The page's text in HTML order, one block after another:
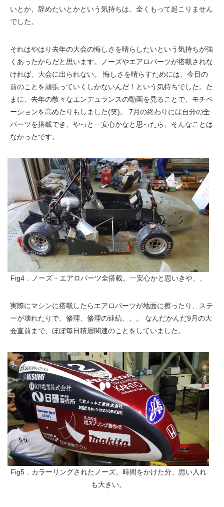
いとか、辞めたいとかという気持ちは、全くもって起こりません
でした。
それはやはり去年の大会の悔しさを晴らしたいという気持ちが強
くあったからだと思います。ノーズやエアロパーツが搭載されな
ければ、大会に出られない。 悔しさを晴らすためには、今目の
前のことを頑張っていくしかないんだ！という気持ちでした。た
まに、去年の散々なエンデュランスの動画を見ることで、モチベ
ーションを高めたりもしました(笑)。 7月の終わりには自分の全
パーツを搭載でき、やっと一安心かなと思ったら、そんなことは
なかったです。
Fig4．ノーズ・エアロパーツ全搭載。一安心かと思いきや、、
実際にマシンに搭載したらエアロパーツが地面に擦ったり、ステ
ーが壊れたりで、修理、修理の連続、、。 なんだかんだ9月の大
会直前まで、ほぼ毎日積層関連のことをしていました。
Fig5．カラーリングされたノーズ。時間をかけた分、思い入れ
も大きい。